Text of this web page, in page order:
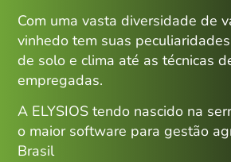
Com uma vasta diversidade de
vinhedo tem suas
de solo e clima até as técnicas
empregadas.
A ELYSIOS tendo nascido na
o maior software para gestão
Brasil